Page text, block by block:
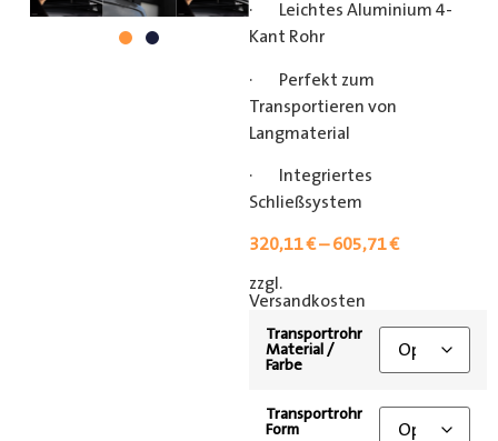
· Leichtes Aluminium 4-
Kant Rohr
· Perfekt zum
Transportieren von
Langmaterial
· Integriertes
Schließsystem
320,11€–605,71€
zzgl.
Versandkosten
Transportrohr
Material /
Farbe
Transportrohr
Form